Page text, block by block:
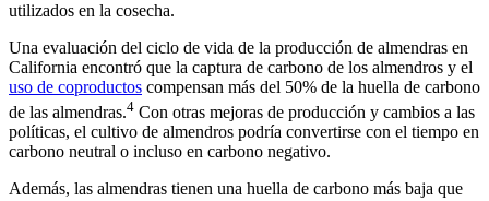
utilizados en la cosecha.
Una evaluación del ciclo de vida de la producción de almendras en
California encontró que la captura de carbono de los almendros y el
uso de coproductos compensan más del 50% de la huella de carbono
de las almendras.4 Con otras mejoras de producción y cambios a las
políticas, el cultivo de almendros podría convertirse con el tiempo en
carbono neutral o incluso en carbono negativo.
Además, las almendras tienen una huella de carbono más baja que